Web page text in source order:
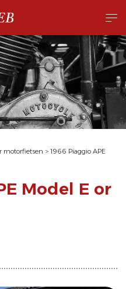
motorfietsen > 1966 Piaggio APE
Model E or